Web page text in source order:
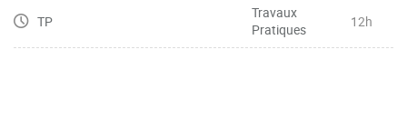
TP
Travaux
Pratiques
12h